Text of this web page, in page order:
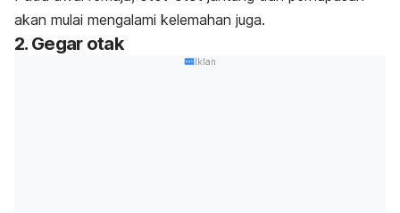
akan mulai mengalami kelemahan juga.
2. Gegar otak
Iklan